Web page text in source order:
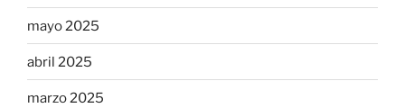
mayo 2025
abril 2025
marzo 2025